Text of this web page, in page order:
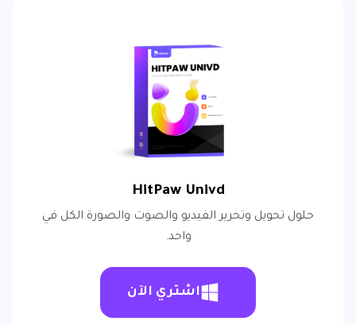
HitPaw Univd
حلول تحويل وتحرير الفيديو والصوت والصورة الكل في
واحد.
اشتري الآن